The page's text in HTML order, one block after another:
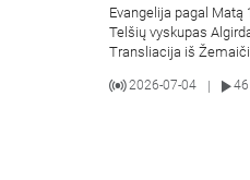
Evangelija pagal Matą
Telšių vyskupas
Transliacija iš
2026-07-04
46